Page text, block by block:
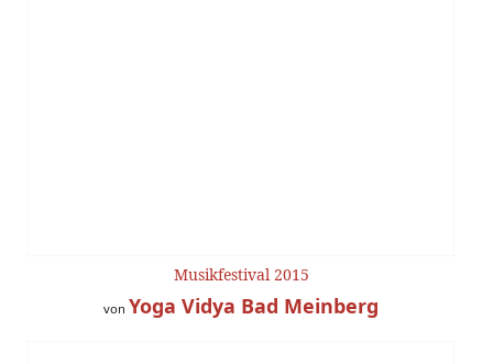
Musikfestival 2015
von Yoga Vidya Bad Meinberg